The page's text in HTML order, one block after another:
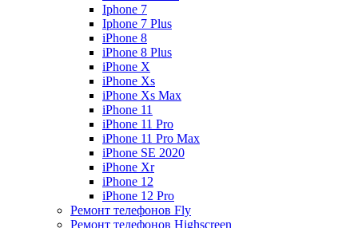
Iphone 7
Iphone 7 Plus
iPhone 8
iPhone 8 Plus
iPhone X
iPhone Xs
iPhone Xs Max
iPhone 11
iPhone 11 Pro
iPhone 11 Pro Max
iPhone SE 2020
iPhone Xr
iPhone 12
iPhone 12 Pro
Ремонт телефонов Fly
Ремонт телефонов Highscreen